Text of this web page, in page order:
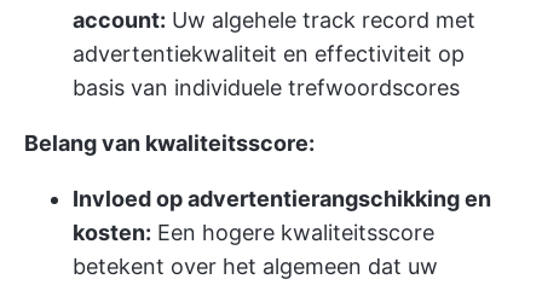
account: Uw algehele track record met
advertentiekwaliteit en effectiviteit op
basis van individuele trefwoordscores
Belang van kwaliteitsscore:
Invloed op advertentierangschikking en
kosten: Een hogere kwaliteitsscore
betekent over het algemeen dat uw